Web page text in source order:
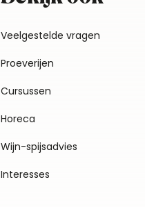
Veelgestelde vragen
Proeverijen
Cursussen
Horeca
Wijn-spijsadvies
Interesses